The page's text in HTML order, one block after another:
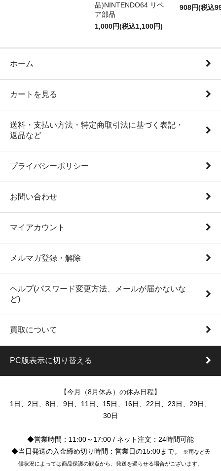
品)NINTENDO64 リペ
ア部品
1,000円(税込1,100円)
908円(税込
ホーム
カートを見る
送料・支払い方法・特定商取引法に基づく表記・
返品など
プライバシーポリシー
お問い合わせ
マイアカウント
メルマガ登録・解除
ヘルプ(パスワード変更方法、メールが届かないな
ど)
買取について
PC版表示に切り替える
【今月（8月休み）の休み日程】
1日、2日、8日、9日、11日、15日、16日、22日、23日、29日、
30日
◆営業時間：11:00～17:00 / ネット注文：24時間可能
◆当日発送の入金締め切り時間：営業日の15:00まで。
※雨など天
候状況によっては商品保護の観点から、発送を遅らせる場合がございます。